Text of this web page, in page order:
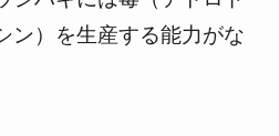
ン）を生産する能力がな